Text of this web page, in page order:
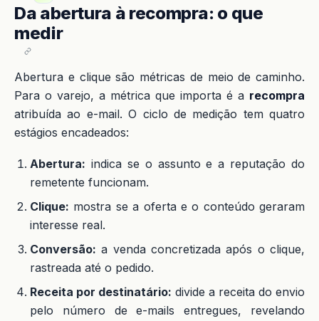
Da abertura à recompra: o que
medir
Abertura e clique são métricas de meio de caminho.
Para o varejo, a métrica que importa é a recompra
atribuída ao e-mail. O ciclo de medição tem quatro
estágios encadeados:
Abertura: indica se o assunto e a reputação do
remetente funcionam.
Clique: mostra se a oferta e o conteúdo geraram
interesse real.
Conversão: a venda concretizada após o clique,
rastreada até o pedido.
Receita por destinatário: divide a receita do envio
pelo número de e-mails entregues, revelando